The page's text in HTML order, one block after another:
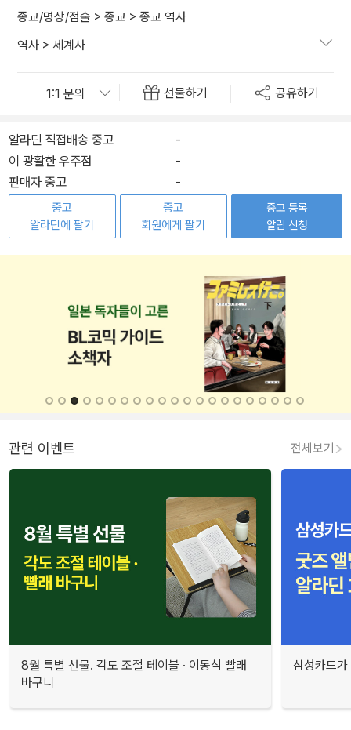
종교/명상/점술 > 종교 > 종교 역사
역사 > 세계사
선물하기 공유하기
알라딘 직접배송 중고
-
이 광활한 우주점
-
판매자 중고
-
중고
알라딘에 팔기
중고
회원에게 팔기
중고 등록
알림 신청
관련 이벤트 전체보기
8월 특별 선물. 각도 조절 테이블 · 이동식 빨래
바구니
삼성카드